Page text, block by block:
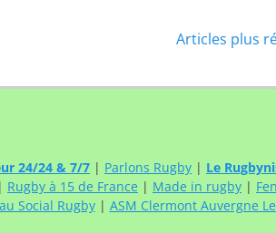
Articles plus
24/24 & 7/7 | Parlons Rugby | Le
| Rugby à 15 de France | Made in rugby |
Social Rugby| ASM Clermont Auvergne